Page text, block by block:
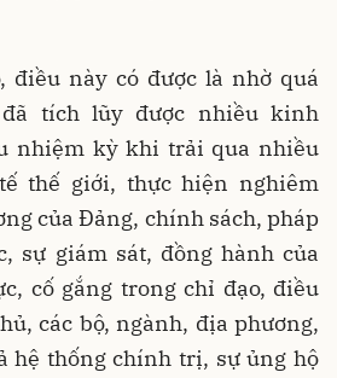
điều này có được là nhờ quá
tích lũy được nhiều kinh
nhiệm kỳ khi trải qua nhiều
thế giới, thực hiện nghiêm
của Đảng, chính sách, pháp
sự giám sát, đồng hành của
cố gắng trong chỉ đạo, điều
các bộ, ngành, địa phương,
hệ thống chính trị, sự ủng hộ